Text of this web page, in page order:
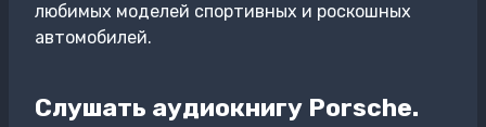
любимых моделей спортивных и роскошных
автомобилей.
Слушать аудиокнигу Porsche.